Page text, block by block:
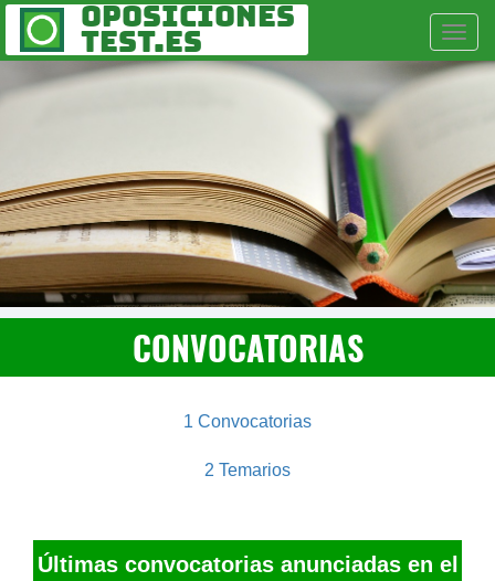
Oposiciones
Test.es
CONVOCATORIAS
1 Convocatorias
2 Temarios
Últimas convocatorias anunciadas en el